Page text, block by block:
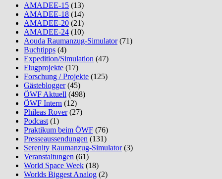
AMADEE-15 (13)
AMADEE-18 (14)
AMADEE-20 (21)
AMADEE-24 (10)
Aouda Raumanzug-Simulator(71)
Buchtipps (4)
Expedition/Simulation (47)
Flugprojekte (17)
Forschung / Projekte (125)
Gästeblogger(45)
ÖWF Aktuell (498)
ÖWF Intern (12)
Phileas Rover(27)
Podcast (1)
Praktikum beim ÖWF (76)
Presseaussendungen (131)
Serenity Raumanzug-Simulator(3)
Veranstaltungen (61)
World Space Week (18)
Worlds Biggest Analog (2)